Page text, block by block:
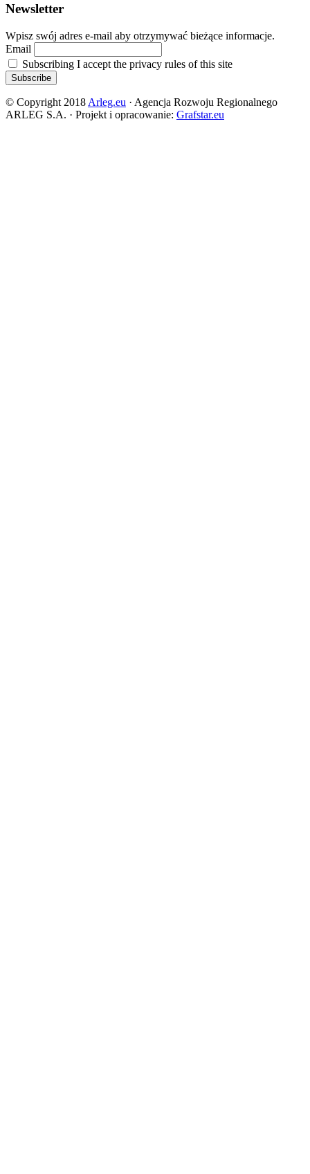
Newsletter
Wpisz swój adres e-mail aby otrzymywać bieżące informacje.
Email
Subscribing I accept the privacy rules of this site
© Copyright 2018 Arleg.eu · Agencja Rozwoju Regionalnego
ARLEG S.A. · Projekt i opracowanie: Grafstar.eu